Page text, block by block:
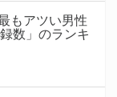
もアツい男性
数」のランキ